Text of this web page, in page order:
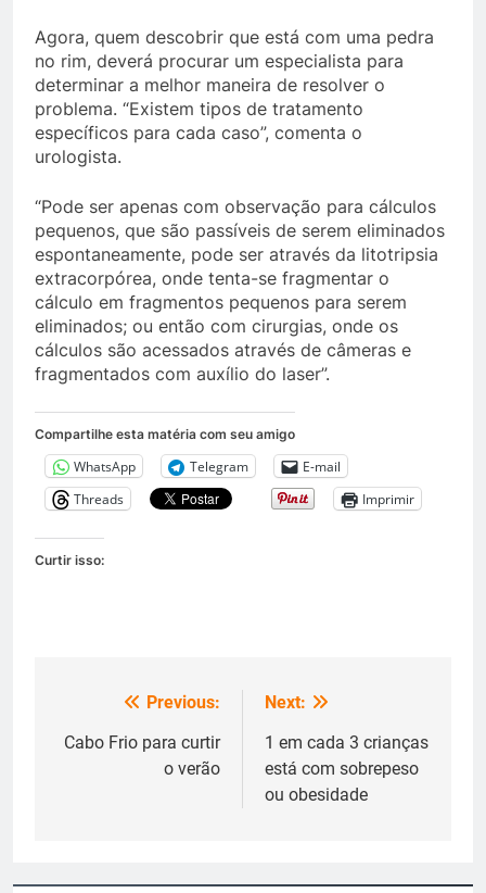
Agora, quem descobrir que está com uma pedra
no rim, deverá procurar um especialista para
determinar a melhor maneira de resolver o
problema. “Existem tipos de tratamento
específicos para cada caso”, comenta o
urologista.
“Pode ser apenas com observação para cálculos
pequenos, que são passíveis de serem eliminados
espontaneamente, pode ser através da litotripsia
extracorpórea, onde tenta-se fragmentar o
cálculo em fragmentos pequenos para serem
eliminados; ou então com cirurgias, onde os
cálculos são acessados através de câmeras e
fragmentados com auxílio do laser”.
Compartilhe esta matéria com seu amigo
WhatsApp Telegram
E-mail
Threads
Imprimir
Curtir isso:
Navegação
de
Previous:
Cabo Frio para curtir
o verão
Next:
1 em cada 3 crianças
está com sobrepeso
ou obesidade